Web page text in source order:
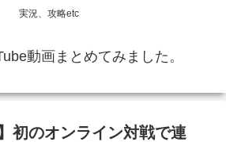
実況、攻略etc
動画まとめてみました。
初のオンライン対戦で連